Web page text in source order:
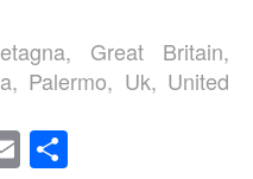
, Great Britain,
, Palermo, Uk, United
Email